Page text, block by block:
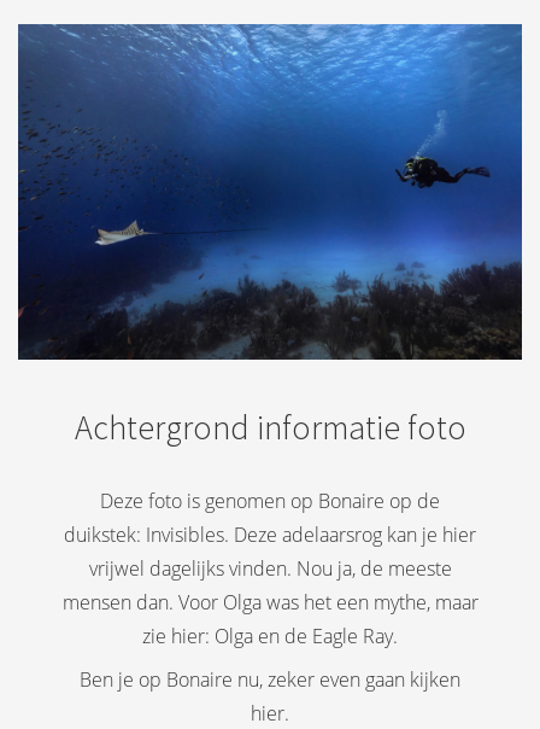
Achtergrond informatie foto
Deze foto is genomen op Bonaire op de
duikstek: Invisibles. Deze adelaarsrog kan je hier
vrijwel dagelijks vinden. Nou ja, de meeste
mensen dan. Voor Olga was het een mythe, maar
zie hier: Olga en de Eagle Ray.
Ben je op Bonaire nu, zeker even gaan kijken
hier.